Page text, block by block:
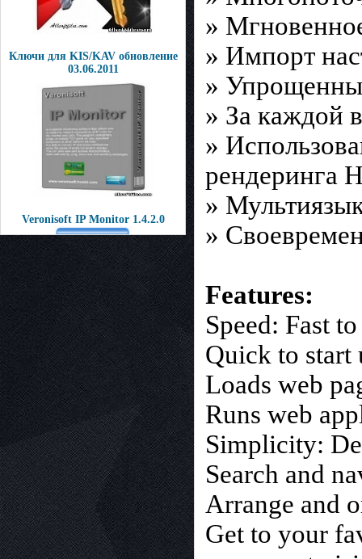
Ключи для KIS/KAV обновление
03.06.2011
Veronisoft IP Monitor 1.4.2.0
»
» Импорт
»
» За каждой
»
рендеринга
»
»
Features:
Speed: Fast
Quick to start
Loads web
Runs web
Simplicity:
Search and
Arrange and
Get to your